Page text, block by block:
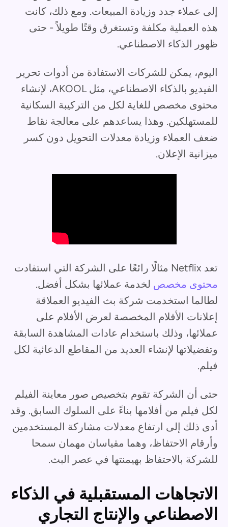
إلى عملاء جدد وزيادة المبيعات. ومع ذلك، كانت
هذه العملية مكلفة وتستغرق وقتًا طويلاً - حتى
ظهور الذكاء الاصطناعي.
اليوم، يمكن للشركات الاستفادة من أدوات تحرير
الفيديو بالذكاء الاصطناعي، مثل AKOOL، لإنشاء
محتوى مخصص للغاية لكل من التركيبة السكانية
للمستهلكين. وهذا يساعدهم على معالجة نقاط
ضعف العملاء وزيادة معدلات التحويل دون كسر
ميزانية الإعلان.
تعد Netflix مثالًا رائعًا على الشركة التي استفادت
محتوى مخصص لخدمة عملائها بشكل أفضل.
لطالما استخدمت شركة بث الفيديو العملاقة
إعلانات الأفلام المخصصة لعرض الأفلام على
عملائها، وذلك باستخدام عادات المشاهدة السابقة
وتفضيلاتها لإنشاء العديد من المقاطع الدعائية لكل
فيلم.
حتى أن الشركة تقوم بتخصيص صور معاينة الفيلم
لكل فيلم من أفلامها بناءً على السلوك السابق. وقد
أدى ذلك إلى ارتفاع معدلات مشاركة المستخدمين
وأرقام الاحتفاظ، وهما مقياسان مهمان سمحا
للشركة بالاحتفاظ بهيمنتها في عصر البث.
الاتجاهات المستقبلية في الذكاء
الاصطناعي والإنتاج التجاري